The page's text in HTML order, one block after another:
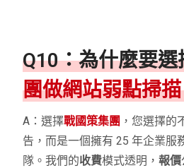
Q10：為什麼要選
團做網站弱點掃描
A：選擇戰國策集團 ，您選擇的
告，而是一個擁有 25 年企業服
隊。我們的收費模式透明，報價